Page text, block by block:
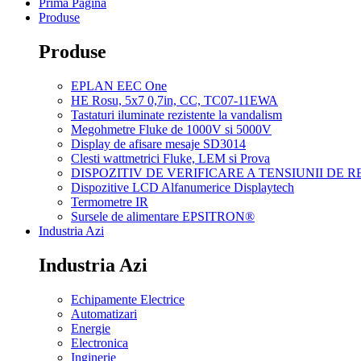
Prima Pagina
Produse
Produse
EPLAN EEC One
HE Rosu, 5x7 0,7in, CC, TC07-11EWA
Tastaturi iluminate rezistente la vandalism
Megohmetre Fluke de 1000V si 5000V
Display de afisare mesaje SD3014
Clesti wattmetrici Fluke, LEM si Prova
DISPOZITIV DE VERIFICARE A TENSIUNII DE
Dispozitive LCD Alfanumerice Displaytech
Termometre IR
Sursele de alimentare EPSITRON®
Industria Azi
Industria Azi
Echipamente Electrice
Automatizari
Energie
Electronica
Inginerie